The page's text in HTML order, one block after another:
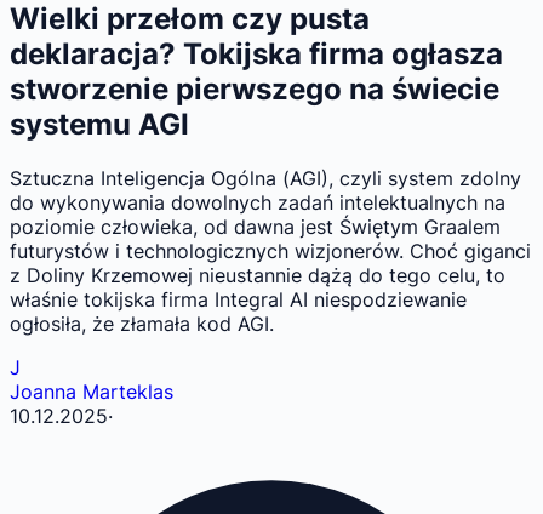
Wielki przełom czy pusta
deklaracja? Tokijska firma ogłasza
stworzenie pierwszego na świecie
systemu AGI
Sztuczna Inteligencja Ogólna (AGI), czyli system zdolny
do wykonywania dowolnych zadań intelektualnych na
poziomie człowieka, od dawna jest Świętym Graalem
futurystów i technologicznych wizjonerów. Choć giganci
z Doliny Krzemowej nieustannie dążą do tego celu, to
właśnie tokijska firma Integral AI niespodziewanie
ogłosiła, że złamała kod AGI.
J
Joanna Marteklas
10.12.2025·